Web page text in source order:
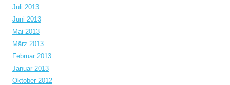
Juli 2013
Juni 2013
Mai 2013
März 2013
Februar 2013
Januar 2013
Oktober 2012